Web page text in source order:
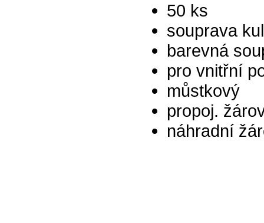
50 ks
souprava
barevná
pro vnitřní
můstkový
propoj.
náhradní